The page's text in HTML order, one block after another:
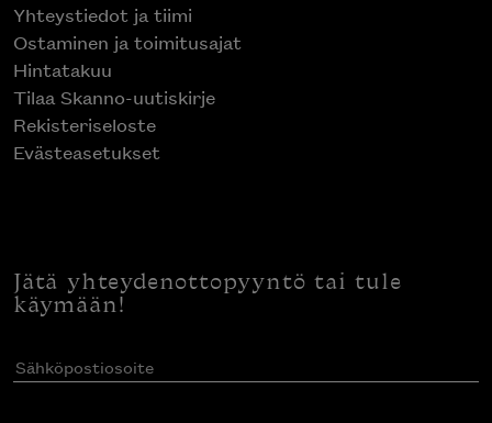
Yhteystiedot ja tiimi
Ostaminen ja toimitusajat
Hintatakuu
Tilaa Skanno-uutiskirje
Rekisteriseloste
Evästeasetukset
Jätä yhteydenottopyyntö tai tule
käymään!
Sähköpostiosoite(Pakollinen)